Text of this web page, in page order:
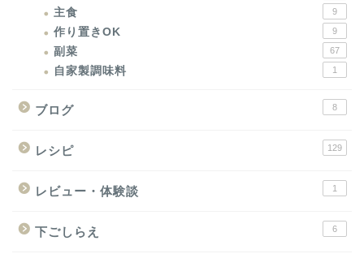
主食 9
作り置きOK 9
副菜 67
自家製調味料 1
ブログ 8
レシピ 129
レビュー・体験談 1
下ごしらえ 6